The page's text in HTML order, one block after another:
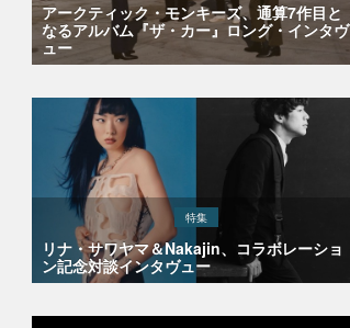
アークティック・モンキーズ、通算7作目と
なるアルバム『ザ・カー』ロング・インタヴ
ュー
特集
リナ・サワヤマ＆Nakajin、コラボレーショ
ン記念対談インタヴュー